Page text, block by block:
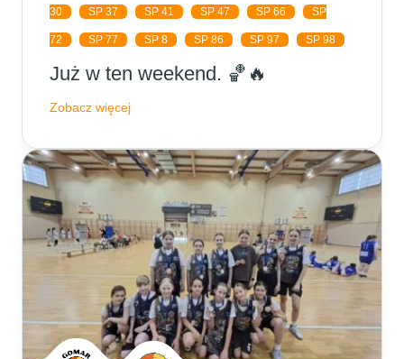
30 SP 37 SP 41 SP 47 SP 66 SP
72 SP 77 SP 8 SP 86 SP 97 SP 98
Już w ten weekend. 🏀🔥
Zobacz więcej